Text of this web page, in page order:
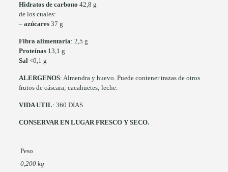
Hidratos de carbono 42,8 g
de los cuales:
– azúcares37 g
Fibra alimentaria: 2,5 g
Proteínas13,1 g
Sal<0,1 g
ALERGENOS: Almendra y huevo. Puede contener trazas de otros
frutos de cáscara; cacahuetes; leche.
VIDA UTIL: 360 DIAS
CONSERVAR EN LUGAR FRESCO Y SECO.
Peso
0,200 kg